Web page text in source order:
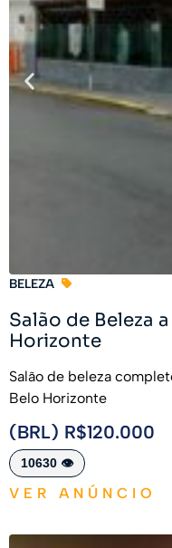
BELEZA
Salão de Beleza
Horizonte
Salão de beleza
Belo Horizonte
(BRL) R$120.000
10630 👁️
VER ANÚNCIO